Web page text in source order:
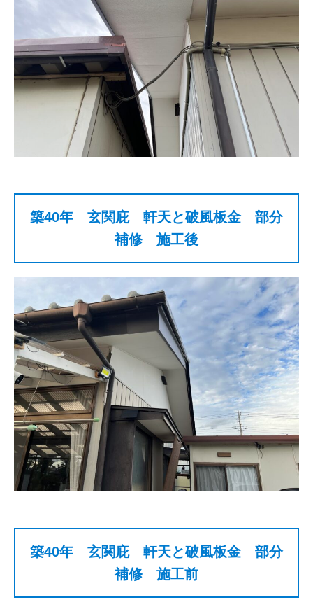
築40年 玄関庇 軒天と破風板金 部分
補修 施工後
築40年 玄関庇 軒天と破風板金 部分
補修 施工前